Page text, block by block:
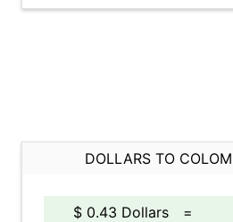
DOLLARS TO
$ 0.43 Dollars =